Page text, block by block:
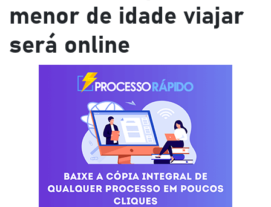
menor de idade viajar
será online